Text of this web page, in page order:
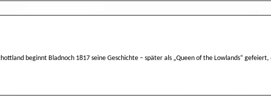
beginnt Bladnoch 1817 seine Geschichte – später als „Queen of the Lowlands“